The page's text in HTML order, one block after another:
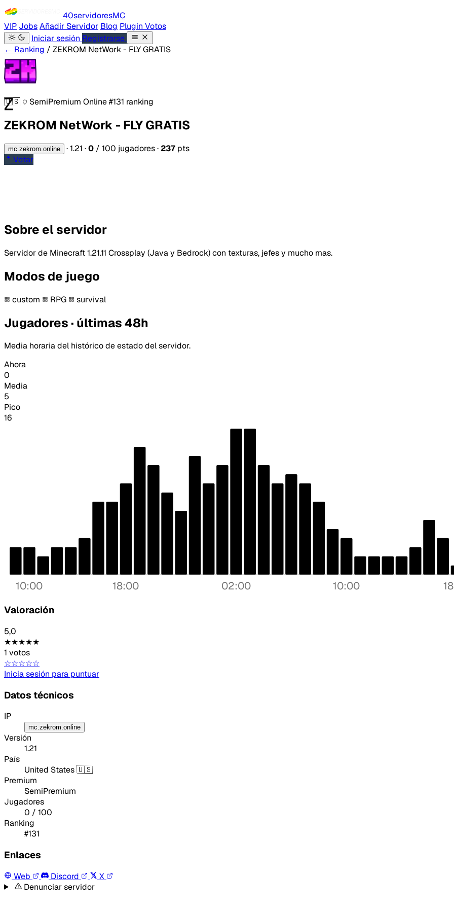
40servidoresMC
VIP JobsAñadir Servidor Blog Plugin Votos
Iniciar sesión Registrarse
← Ranking / ZEKROM NetWork - FLY GRATIS
Z
🇺🇸 SemiPremium Online#131 ranking
ZEKROM NetWork - FLY GRATIS
mc.zekrom.online ·1.21 ·0 / 100 jugadores· 237 pts
Votar
Sobre el servidor
Servidor de Minecraft 1.21.11 Crossplay (Java y Bedrock) con texturas, jefes y mucho mas.
Modos de juego
custom RPG survival
Jugadores · últimas 48h
Media horaria del histórico de estado del servidor.
Ahora
0
Media
5
Pico
16
10:00 18:00 02:00 10:00
Valoración
5,0
★★★★★
1 votos
☆☆☆☆☆
Inicia sesión para puntuar
Datos técnicos
IP
mc.zekrom.online
Versión
1.21
País
United States 🇺🇸
Premium
SemiPremium
Jugadores
0 / 100
Ranking
#131
Enlaces
Web Discord
X
Denunciar servidor